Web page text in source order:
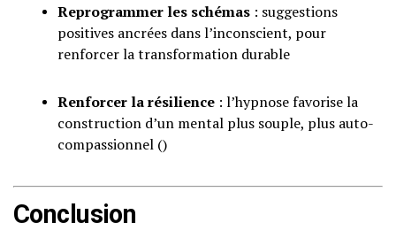
Reprogrammer les schémas : suggestions
positives ancrées dans l’inconscient, pour
renforcer la transformation durable
Renforcer la résilience : l’hypnose favorise la
construction d’un mental plus souple, plus auto-
compassionnel ()
Conclusion